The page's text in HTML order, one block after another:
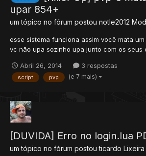
upar 854+
um tópico no fórum postou notle2012
esse sistema funciona assim você mata
vc não upa sozinho upa junto com os seus
atacou test x upo mesmo sendo só notle
uma lista que pode ser checada você pode
Abril 26, 2014 3 respostas
script pvp (e 7 mais)
[DUVIDA] Erro no login.lua
um tópico no fórum postouticardo